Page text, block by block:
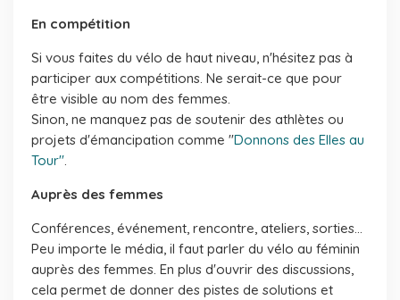
En compétition
Si vous faites du vélo de haut niveau, n'hésitez pas à
participer aux compétitions. Ne serait-ce que pour
être visible au nom des femmes.
Sinon, ne manquez pas de soutenir des athlètes ou
projets d'émancipation comme "Donnons des Elles au
Tour".
Auprès des femmes
Conférences, événement, rencontre, ateliers, sorties...
Peu importe le média, il faut parler du vélo au féminin
auprès des femmes. En plus d'ouvrir des discussions,
cela permet de donner des pistes de solutions et